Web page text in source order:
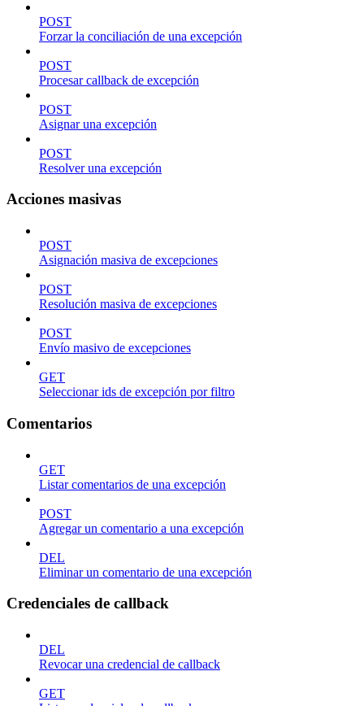
POST
Forzar la conciliación de una excepción
POST
Procesar callback de excepción
POST
Asignar una excepción
POST
Resolver una excepción
Acciones masivas
POST
Asignación masiva de excepciones
POST
Resolución masiva de excepciones
POST
Envío masivo de excepciones
GET
Seleccionar ids de excepción por filtro
Comentarios
GET
Listar comentarios de una excepción
POST
Agregar un comentario a una excepción
DEL
Eliminar un comentario de una excepción
Credenciales de callback
DEL
Revocar una credencial de callback
GET